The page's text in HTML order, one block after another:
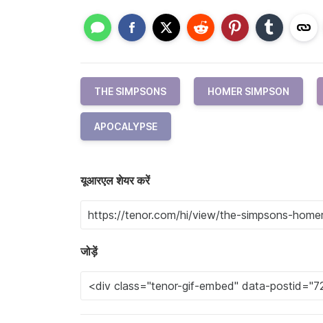
THE SIMPSONS HOMER SIMPSON
APOCALYPSE
यूआरएल शेयर करें
जोड़ें